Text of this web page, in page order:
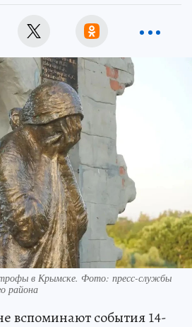
в Крымске. Фото: пресс-службы
района
вспоминают события 14-